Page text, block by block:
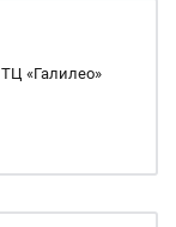
«Галилео»